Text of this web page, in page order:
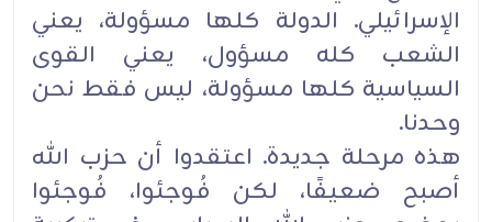
الإسرائيلي. الدولة كلها مسؤولة، يعني
الشعب كله مسؤول، يعني ‏القوى
السياسية كلها مسؤولة، ليس فقط نحن
وحدنا.‏
هذه مرحلة جديدة. اعتقدوا أن حزب الله
أصبح ضعيفًا، لكن فُوجئوا، فُوجئوا